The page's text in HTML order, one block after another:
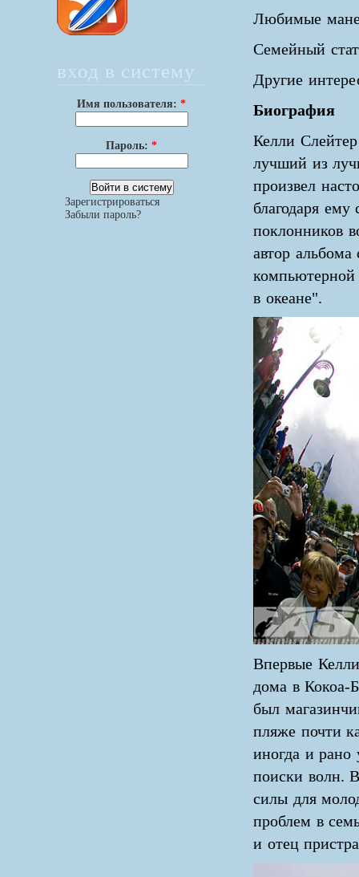
вход в систему
Имя пользователя:*
Пароль:*
Зарегистрироваться
Забыли пароль?
Любимые
Семейный
Другие
Биография
Келли
лучший из
произвел
благодаря
поклонников
автор
в океане".
Впервые
дома в
был
пляже почти
иногда и рано
поиски волн.
силы для
проблем в
и отец